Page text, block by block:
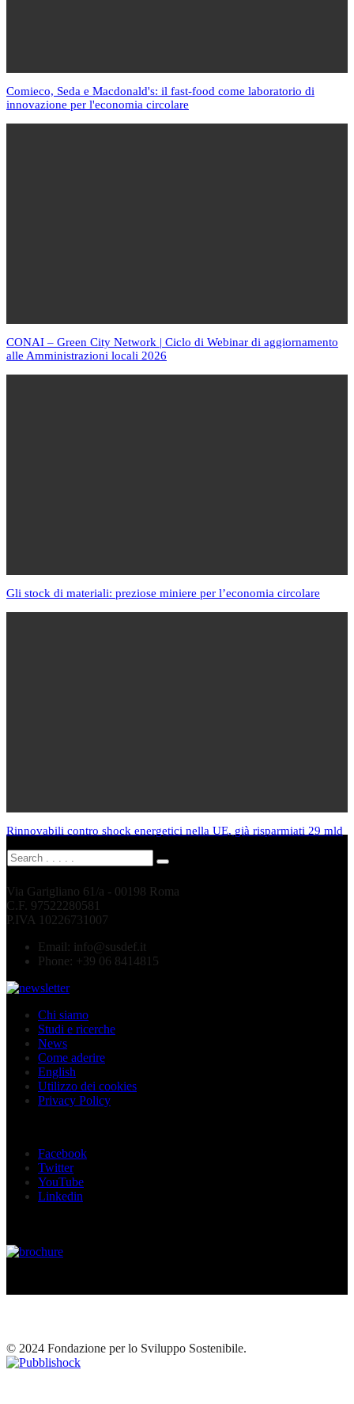
Comieco, Seda e Macdonald's: il fast-food come laboratorio di
innovazione per l'economia circolare
CONAI – Green City Network | Ciclo di Webinar di aggiornamento
alle Amministrazioni locali 2026
Gli stock di materiali: preziose miniere per l’economia circolare
Rinnovabili contro shock energetici nella UE, già risparmiati 29 mld
Via Garigliano 61/a - 00198 Roma
C.F. 97522280581
P.IVA 10226731007
Email: info@susdef.it
Phone: +39 06 8414815
Chi siamo
Studi e ricerche
News
Come aderire
English
Utilizzo dei cookies
Privacy Policy
Facebook
Twitter
YouTube
Linkedin
© 2024 Fondazione per lo Sviluppo Sostenibile.